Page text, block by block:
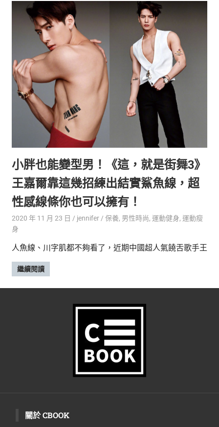
小胖也能變型男！《這，就是街舞3》
王嘉爾靠這幾招練出結實鯊魚線，超
性感線條你也可以擁有！
2020 年 11 月 23 日 jennifer 保養, 男性時尚, 運動健身, 運動瘦
身
人魚線、川字肌都不夠看了，近期中國超人氣饒舌歌手王
繼續閱讀
關於 CBOOK